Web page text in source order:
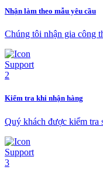
Nhận làm theo mẫu yêu cầu
Chúng tôi nhận gia công
Kiểm tra khi nhận hàng
Quý khách được kiểm tra